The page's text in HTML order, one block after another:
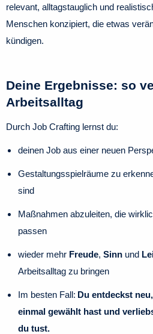
relevant, alltagstauglich und
Menschen konzipiert, die etwas
kündigen.
Deine Ergebnisse: so
Arbeitsalltag
Durch Job Crafting lernst du:
deinen Job aus einer neuen
Gestaltungsspielräume zu
sind
Maßnahmen abzuleiten, die
passen
wieder mehr Freude, Sinn und
Arbeitsalltag zu bringen
Im besten Fall: Du entdeckst
einmal gewählt hast und
du tust.